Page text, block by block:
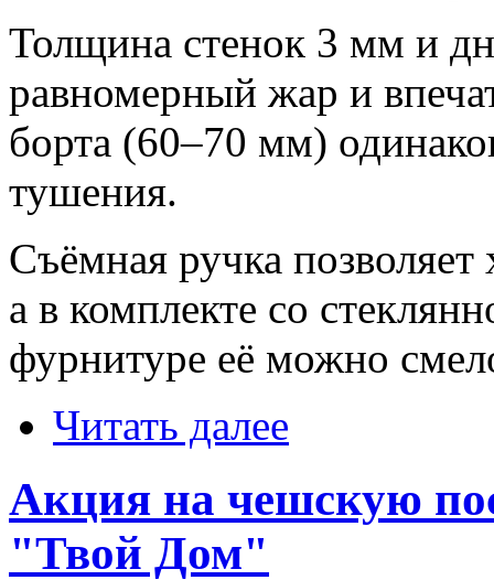
Толщина стенок 3 мм и
равномерный жар и
борта (60–70 мм)
тушения.
Съёмная ручка
а в комплекте со
фурнитуре её можно
Читать далее
Акция на чешскую
"Твой Дом"